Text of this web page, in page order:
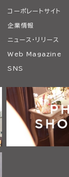
コーポレートサイト
企業情報
ニュース・リリース
Web Magazine
SNS